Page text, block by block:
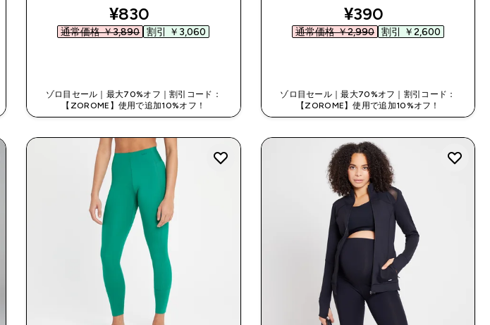
discounted price
¥830‎
通常価格 ￥3,890‎ 割引 ￥3,060‎
ゾロ目セール｜最大70%オフ｜割引コード：
【ZOROME】使用で追加10%オフ！
discounted price
¥390‎
通常価格 ￥2,990‎ 割引 ￥2,600‎
ゾロ目セール｜最大70%オフ｜割引コード：
【ZOROME】使用で追加10%オフ！